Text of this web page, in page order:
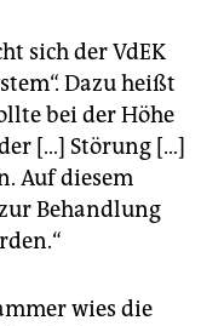
sich der VdEK
Dazu heißt
bei der Höhe
[…] Störung […]
Auf diesem
Behandlung
wies die